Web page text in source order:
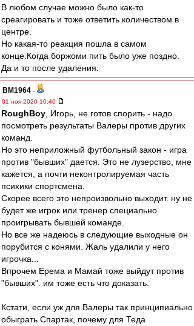
В любом случае можно было как-то
среагировать и тоже ответить количеством в
центре.
Но какая-то реакция пошла в самом
конце.Когда боржоми пить было уже поздно.
Да и то после удаления.
BM1964 -
01 ноя 2020 10:40
RoughBoy , Игорь, не готов спорить - надо
посмотреть результаты Валеры против других
команд.
Но это неприложный футбольный закон - игра
против "бывших" дается. Это не лузерство, мне
кажется, а почти неконтролируемая часть
психики спортсмена.
Скорее всего это непроизвольно выходит. ну не
будет же игрок или тренер специально
проигрывать бывшей команде.
Но все же надеюсь в следующие выходные он
порубится с конями. Жаль удалили у него
игрочка...
Впрочем Ерема и Мамай тоже выйдут против
"бывших". им тоже есть что доказать.
Кстати, если уж для Валеры так принципиально
обыграть Спартак, почему для Теда